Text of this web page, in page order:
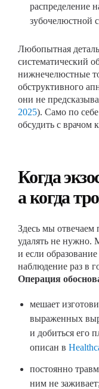
распределение
зубочелюстной
Любопытная
систематический
нижнечелюстные
обструктивного
они не
2025). Само по
обсудить с врачом
Когда
а когда
Здесь мы отвечаем
удалять не нужно.
и если
наблюдение раз в
Операция
мешает
выраженных
и добиться его
описан в
постоянно
ним не заживает;